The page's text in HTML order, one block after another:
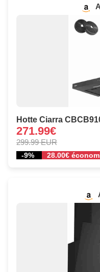
Hotte Ciarra
271.99€
299.99 EUR
-9% 28.00€